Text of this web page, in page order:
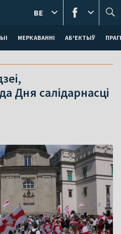
МЕРКАВАННI АБ'ЕКТЫЎ
BE
Дня салідарнасці